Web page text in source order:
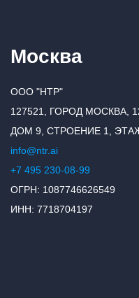
Москва
ООО "НТР"
127521, ГОРОД МОСКВА,
ДОМ 9, СТРОЕНИЕ 1,
info@ntr.ai
+7 495 230-08-99
ОГРН: 1087746626549
ИНН: 7718704197